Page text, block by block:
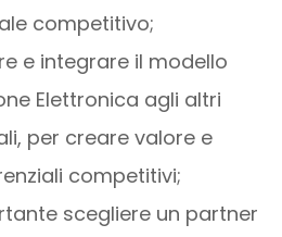
competitivo;
e integrare il modello
Elettronica agli altri
per creare valore e
competitivi;
scegliere un partner